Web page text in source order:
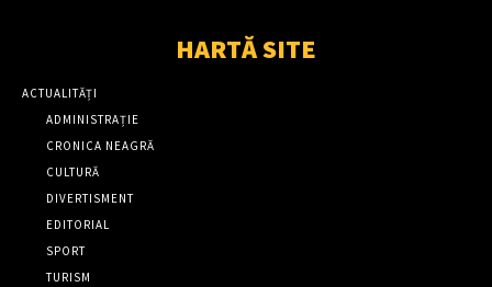
HARTĂ SITE
ACTUALITĂȚI
ADMINISTRAȚIE
CRONICA NEAGRĂ
CULTURĂ
DIVERTISMENT
EDITORIAL
SPORT
TURISM